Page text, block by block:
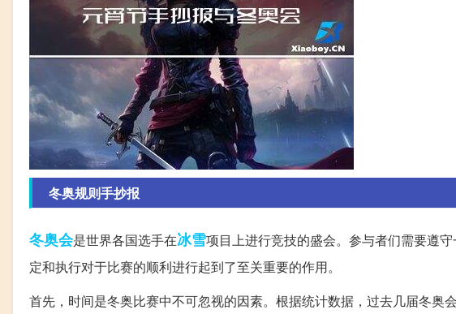
冬奥规则手抄报
冬奥会是世界各国选手在冰雪项目上进行竞技的盛会。参与者们需要遵
定和执行对于比赛的顺利进行起到了至关重要的作用。
首先，时间是冬奥比赛中不可忽视的因素。根据统计数据，过去几届冬奥